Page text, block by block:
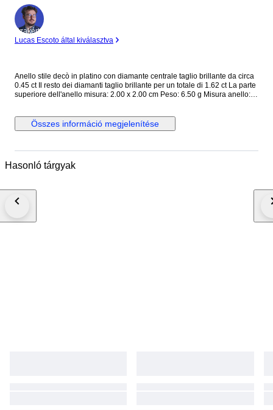
Szakértő
Lucas Escoto által kiválasztva
Anello stile decò in platino con diamante centrale taglio brillante da circa
0.45 ct Il resto dei diamanti taglio brillante per un totale di 1.62 ct La parte
superiore dell'anello misura: 2.00 x 2.00 cm Peso: 6.50 g Misura anello:
tenere conto dell'IVA e dei dazi doganali che devono pagare. Dogana e
tasse: il tuo paese di residenza potrebbe imporre dazi doganali e tasse
paese di residenza se sono applicabili tasse o dazi d'importazione. Non
l'importazione di gioielli nel vostro paese di residenza Campanile Gioielli
Összes információ megjelenítése
Hasonló tárgyak